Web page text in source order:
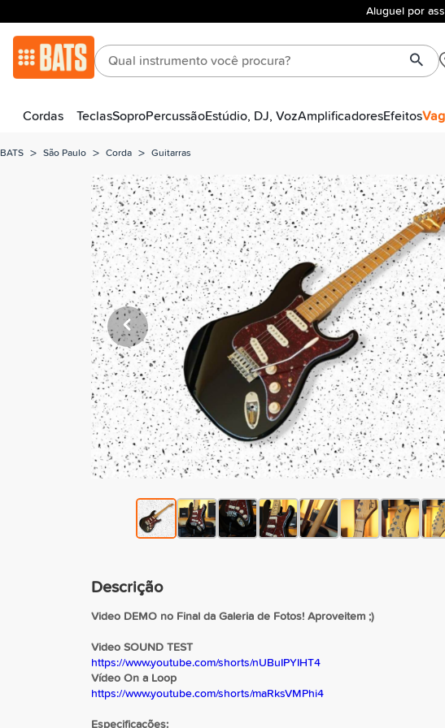
Aluguel por
Cordas TeclasSoproPercussãoEstúdio, DJ, VozAmplificadoresEfeitos
BATS > São Paulo > Corda > Guitarras
Descrição
Video DEMO no Final da Galeria de Fotos! Aproveitem ;)
Video SOUND TEST
https://www.youtube.com/shorts/nUBuIPYIHT4
Vídeo On a Loop
https://www.youtube.com/shorts/maRksVMPhi4
Especificações: